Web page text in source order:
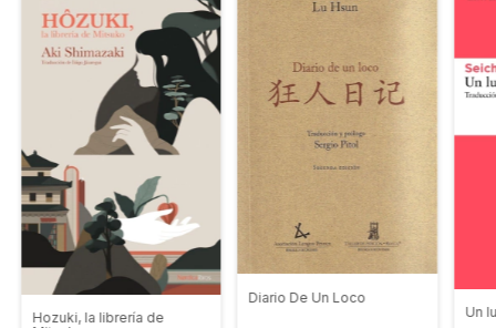
Hozuki, la librería de
Diario De Un Loco
Un